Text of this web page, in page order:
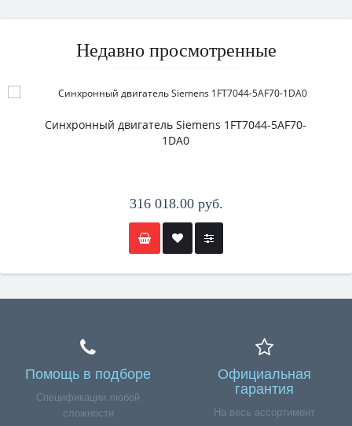
Недавно просмотренные
Синхронный двигатель Siemens 1FT7044-5AF70-
1DA0
316 018.00 руб.
Помощь в подборе
Спецификации любой
сложности
Официальная
гарантия
На весь ассортимент